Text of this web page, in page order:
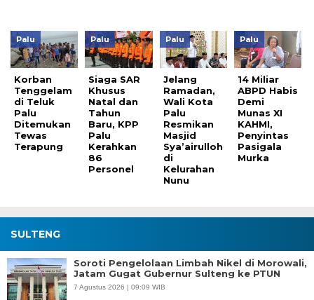
Palu
Korban
Tenggelam
di Teluk
Palu
Ditemukan
Tewas
Terapung
Palu
Siaga SAR
Khusus
Natal dan
Tahun
Baru, KPP
Palu
Kerahkan
86
Personel
Palu
Jelang
Ramadan,
Wali Kota
Palu
Resmikan
Masjid
Sya’airulloh
di
Kelurahan
Nunu
Palu
14 Miliar
ABPD Habis
Demi
Munas XI
KAHMI,
Penyintas
Pasigala
Murka
SULTENG
Soroti Pengelolaan Limbah Nikel di Morowali,
Jatam Gugat Gubernur Sulteng ke PTUN
7 Agustus 2026 | 09:09 WIB